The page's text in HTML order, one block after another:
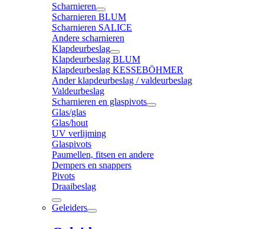
Scharnieren
Scharnieren BLUM
Scharnieren SALICE
Andere scharnieren
Klapdeurbeslag
Klapdeurbeslag BLUM
Klapdeurbeslag KESSEBÖHMER
Ander klapdeurbeslag / valdeurbeslag
Valdeurbeslag
Scharnieren en glaspivots
Glas/glas
Glas/hout
UV verlijming
Glaspivots
Paumellen, fitsen en andere
Dempers en snappers
Pivots
Draaibeslag
Geleiders